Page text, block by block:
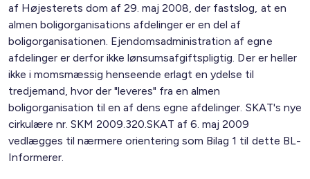
af Højesterets dom af 29. maj 2008, der fastslog, at en
almen boligorganisations afdelinger er en del af
boligorganisationen. Ejendomsadministration af egne
afdelinger er derfor ikke lønsumsafgiftspligtig. Der er heller
ikke i momsmæssig henseende erlagt en ydelse til
tredjemand, hvor der "leveres" fra en almen
boligorganisation til en af dens egne afdelinger. SKAT's nye
cirkulære nr. SKM 2009.320.SKAT af 6. maj 2009
vedlægges til nærmere orientering som Bilag 1 til dette BL-
Informerer.